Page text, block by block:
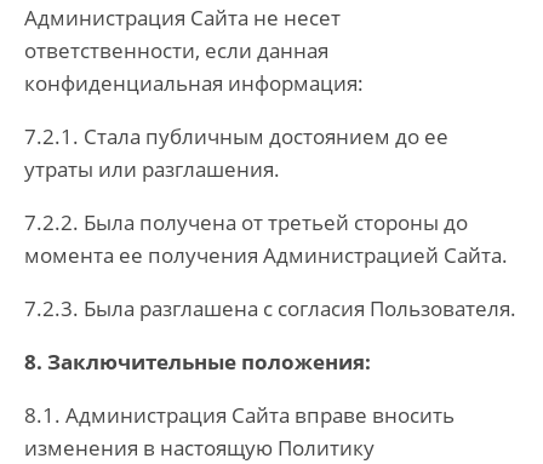
Администрация Сайта не несет
ответственности, если данная
конфиденциальная информация:
7.2.1. Стала публичным достоянием до ее
утраты или разглашения.
7.2.2. Была получена от третьей стороны до
момента ее получения Администрацией Сайта.
7.2.3. Была разглашена с согласия Пользователя.
8. Заключительные положения:
8.1. Администрация Сайта вправе вносить
изменения в настоящую Политику